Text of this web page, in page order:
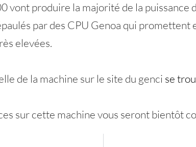
vont produire la majorité de la puissance
par des CPU Genoa qui promettent
elevées.
de la machine sur le site du genci se
sur cette machine vous seront bientôt